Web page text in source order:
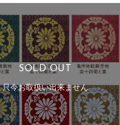
SOLD OUT
只今お取扱い出来ません